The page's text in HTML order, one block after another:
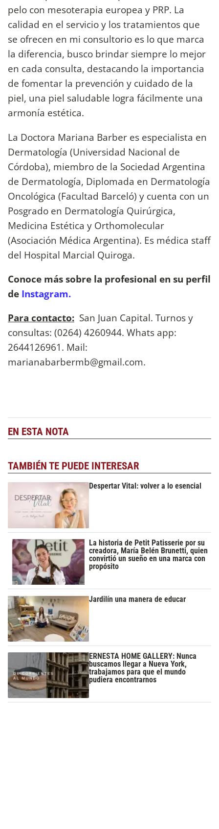
pelo con mesoterapia europea y PRP. La
calidad en el servicio y los tratamientos que
se ofrecen en mi consultorio es lo que marca
la diferencia, busco brindar siempre lo mejor
en cada consulta, destacando la importancia
de fomentar la prevención y cuidado de la
piel, una piel saludable logra fácilmente una
armonía estética.
La Doctora Mariana Barber es especialista en
Dermatología (Universidad Nacional de
Córdoba), miembro de la Sociedad Argentina
de Dermatología, Diplomada en Dermatología
Oncológica (Facultad Barceló) y cuenta con un
Posgrado en Dermatología Quirúrgica,
Medicina Estética y Orthomolecular
(Asociación Médica Argentina). Es médica staff
del Hospital Marcial Quiroga.
Conoce más sobre la profesional en su perfil
de Instagram.
Para contacto: San Juan Capital. Turnos y
consultas: (0264) 4260944. Whats app:
2644126961. Mail:
marianabarbermb@gmail.com.
EN ESTA NOTA
TAMBIÉN TE PUEDE INTERESAR
Despertar Vital: volver a lo esencial
La historia de Petit Patisserie por su
creadora, María Belén Brunetti, quien
convirtió un sueño en una marca con
propósito
Jardilín una manera de educar
ERNESTA HOME GALLERY: Nunca
buscamos llegar a Nueva York,
trabajamos para que el mundo
pudiera encontrarnos